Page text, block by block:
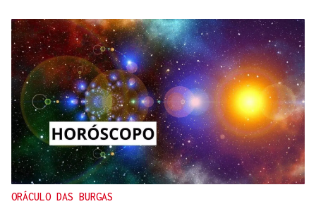
ORÁCULO DAS BURGAS